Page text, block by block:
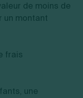
de moins de
un montant
frais
une